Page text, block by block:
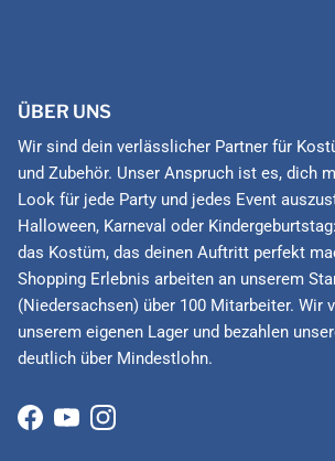
ÜBER UNS
Wir sind dein verlässlicher Partner für
und Zubehör. Unser Anspruch ist es, dich
Look für jede Party und jedes Event
Halloween, Karneval oder
das Kostüm, das deinen Auftritt perfekt
Shopping Erlebnis arbeiten an unserem
(Niedersachsen) über 100 Mitarbeiter. Wir
unserem eigenen Lager und bezahlen
deutlich über Mindestlohn.
Facebook
YouTubeInstagram